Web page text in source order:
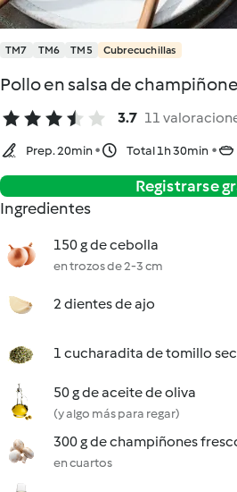
TM7 TM6 TM5 Cubrecuchillas
Pollo en salsa de
3.7 11
Prep. 20min Total 1h 30min
Registrarse
Ingredientes
150 g de cebolla
en trozos de 2-3 cm
2 dientes de ajo
1 cucharadita de tomillo
50 g de aceite de oliva
(y algo más para regar)
300 g de champiñones
en cuartos